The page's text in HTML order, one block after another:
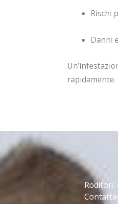
Rischi
Danni
rapidamente.